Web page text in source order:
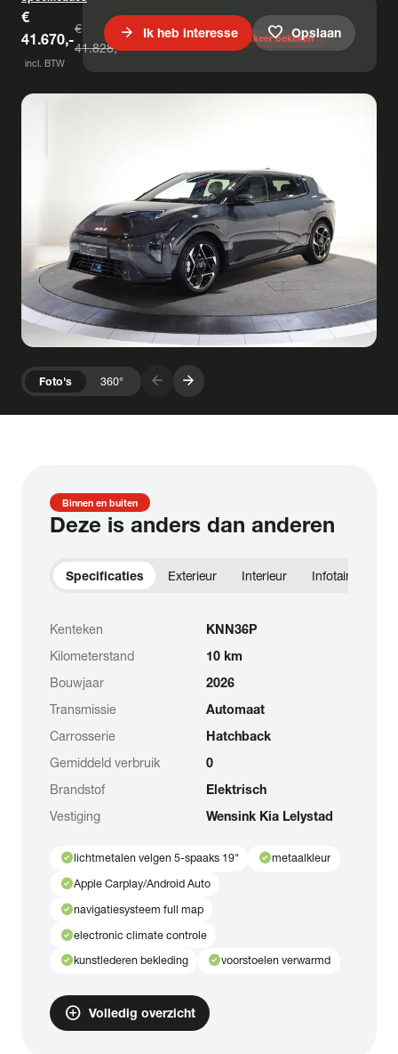
€
41.670,-
incl. BTW
€
41.828,-
U bespaart € 158,- 31keer bekeken
arrow_forward Ik heb interesse favorite Opslaan
Foto's 360° arrow_forward arrow_forward
Binnen en buiten
Deze is anders dan anderen
Specificaties Exterieur Interieur Infotainment
Kenteken
KNN36P
Kilometerstand
10 km
Bouwjaar
2026
Transmissie
Automaat
Carrosserie
Hatchback
Gemiddeld verbruik
0
Brandstof
Elektrisch
Vestiging
Wensink Kia Lelystad
check_circlelichtmetalen velgen 5-spaaks 19" check_circlemetaalkleur
check_circleApple Carplay/Android Auto
check_circlenavigatiesysteem full map
check_circleelectronic climate controle
check_circlekunstlederen bekleding check_circlevoorstoelen verwarmd
add_circle Volledig overzicht